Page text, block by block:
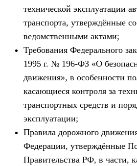
технической эксплуатации
транспорта, утверждённые
ведомственными актами;
Требования Федерального
1995 г. № 196-ФЗ «О
движения», в особенности
касающиеся контроля за
транспортных средств и
эксплуатации;
Правила дорожного
Федерации, утверждённые
Правительства РФ, в части,